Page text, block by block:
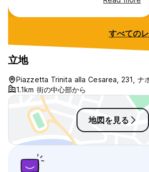
室内は清潔だし、自販機もあり、朝食
も無料で美味しかった。チェックイン
や観光地のことを説明してくれて、非
常に役に立った。一つ問題があるとす
れば、室内のロッカーの鍵が壊れてい
るのものもあったということ。神経質
な人は気にするかもしれない。それ以
外はパーフェクト。またナポリに行く
際は、ここを利用する。
すべての
立地
Piazzetta Trinita alla Cesarea, 231, ナ
1.1km 街の中心部から
地図を見る